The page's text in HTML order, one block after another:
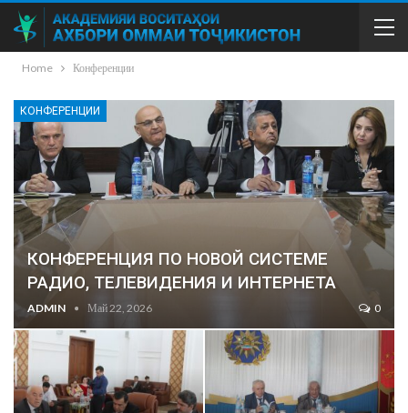
Home Конференции
КОНФЕРЕНЦИИ
КОНФЕРЕНЦИЯ ПО НОВОЙ СИСТЕМЕ
РАДИО, ТЕЛЕВИДЕНИЯ И ИНТЕРНЕТА
ADMIN Май 22, 2026 0